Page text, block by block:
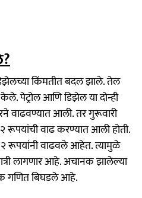
किंमतीत बदल झाले. तेल
पेट्रोल आणि डिझेल या दोन्ही
वाढवण्यात आली. तर गुरूवारी
रूपयांची वाढ करण्यात आली होती.
२ रूपयांनी वाढवले आहेत. त्यामुळे
लागणार आहे. अचानक झालेल्या
गणित बिघडले आहे.